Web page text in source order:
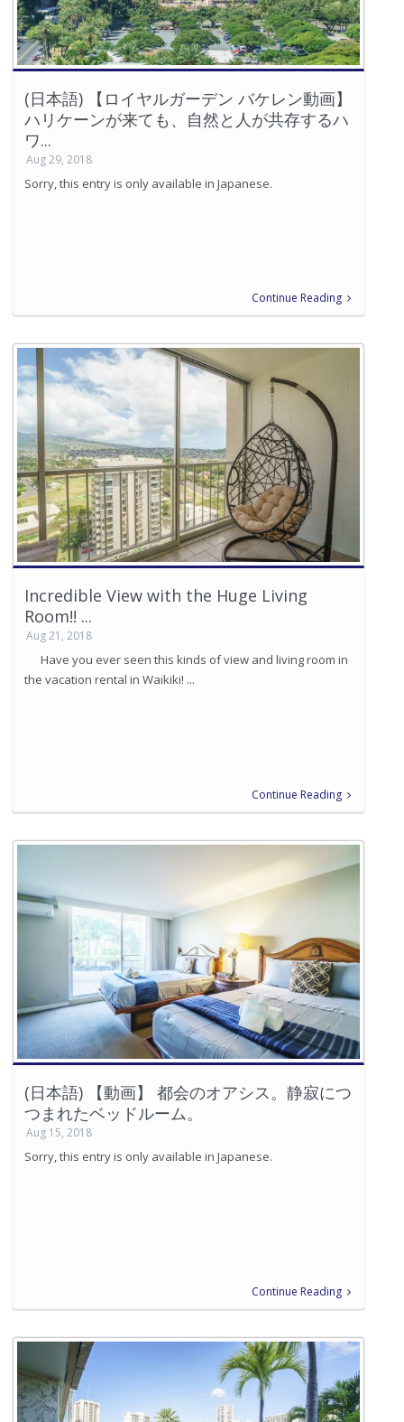
(日本語) 【ロイヤルガーデン バケレン動画】
ハリケーンが来ても、自然と人が共存するハ
ワ...
Aug 29, 2018
Sorry, this entry is only available in Japanese.
Continue Reading
Incredible View with the Huge Living
Room!! ...
Aug 21, 2018
Have you ever seen this kinds of view and living room in
the vacation rental in Waikiki! ...
Continue Reading
(日本語) 【動画】 都会のオアシス。静寂につ
つまれたベッドルーム。
Aug 15, 2018
Sorry, this entry is only available in Japanese.
Continue Reading